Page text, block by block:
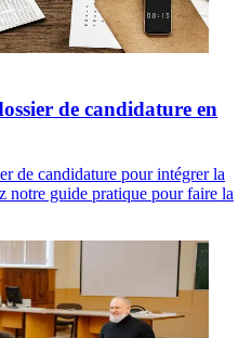
de candidature en
de candidature pour intégrer la
notre guide pratique pour faire la